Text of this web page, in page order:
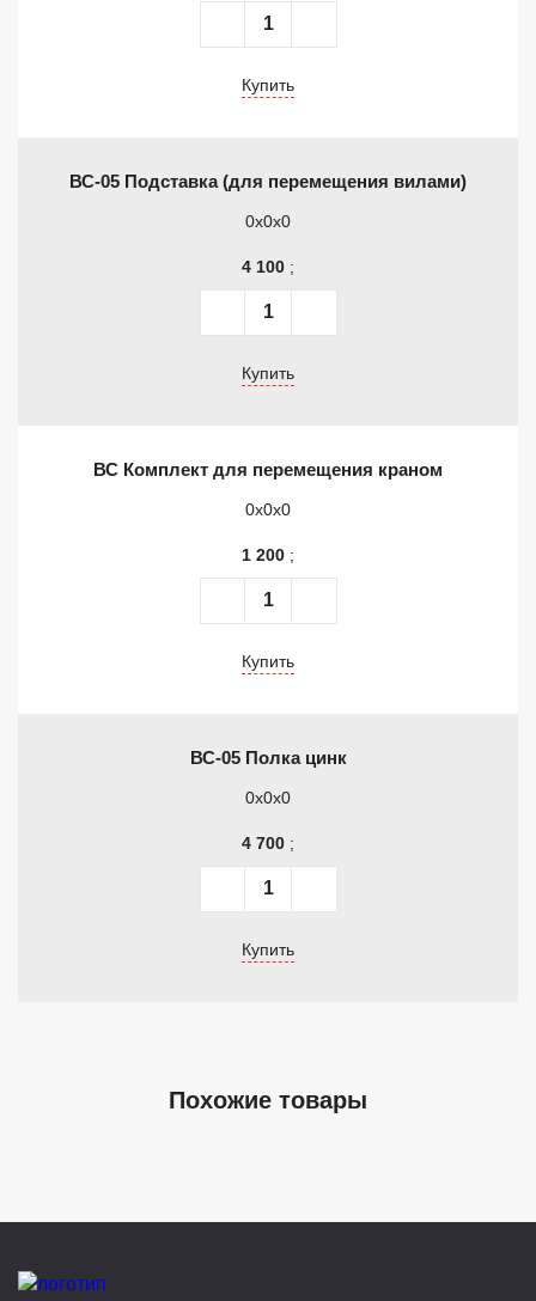
Купить
ВС-05 Подставка (для перемещения вилами)
0x0x0
4 100 ;
Купить
ВС Комплект для перемещения краном
0x0x0
1 200 ;
Купить
ВС-05 Полка цинк
0x0x0
4 700 ;
Купить
Похожие товары